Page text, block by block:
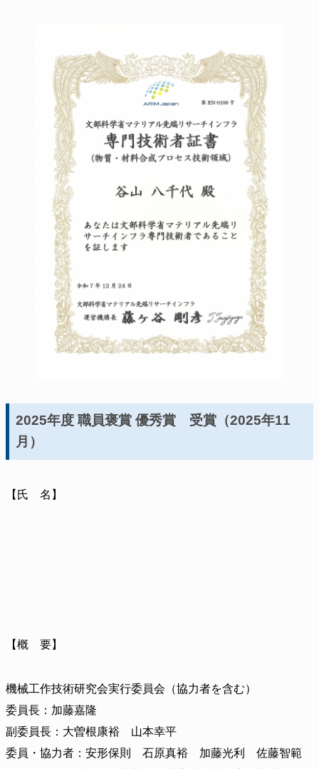
2025年度 職員褒賞 優秀賞 受賞（2025年11
月）
【氏 名】
【概 要】
機械工作技術研究会実行委員会（協力者を含む）
委員長：加藤嘉隆
副委員長：大曽根康裕 山本幸平
委員・協力者：安形保則 石原真裕 加藤光利 佐藤智範